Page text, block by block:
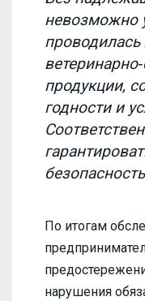
невозможно
проводилась
продукции,
годности и
По итогам
нарушения